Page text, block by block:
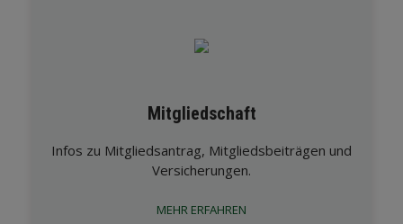
Mitgliedschaft
Infos zu Mitgliedsantrag, Mitgliedsbeiträgen und
Versicherungen.
MEHR ERFAHREN